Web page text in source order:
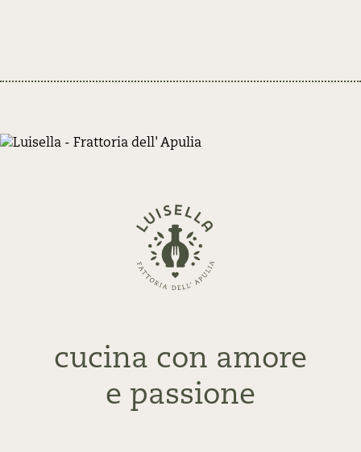
Zurück
zur
Startseite
cucina con amore
e passione